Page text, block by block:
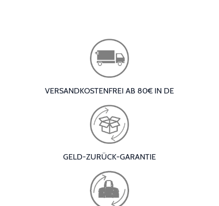
VERSANDKOSTENFREI AB 80€ IN DE
GELD-ZURÜCK-GARANTIE